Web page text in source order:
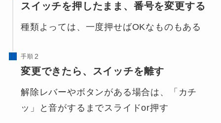
スイッチを押したまま、番号を変更する
種類よっては、一度押せばOKなものもある
手順
変更できたら、スイッチを離す
解除レバーやボタンがある場合は、「カチ
ッ」と音がするまでスライドor押す